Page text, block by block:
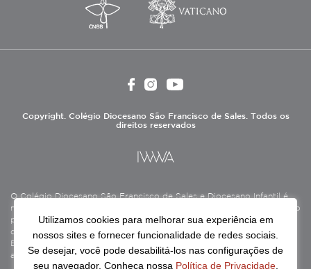
Copyright. Colégio Diocesano São Francisco de Sales. Todos os
direitos reservados
O Colégio Diocesano São Francisco de Sales e Diocesano Infantil é
mantido pela Associação Antônio Vieira (ASAV), instituição de direito
privado sem fins lucrativos, filantrópica, de natureza educativa,
cultural, assistencial e beneficente, certificada como Entidade
Beneficente de Assistência Social (CEBAS), nas áreas de educação e
assistência social.
Utilizamos cookies para melhorar sua experiência em
nossos sites e fornecer funcionalidade de redes sociais.
Se desejar, você pode desabilitá-los nas configurações de
seu navegador. Conheça nossa Política de Privacidade.